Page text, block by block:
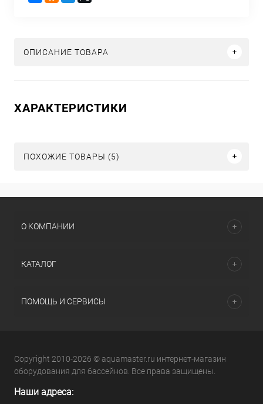
ОПИСАНИЕ ТОВАРА
ХАРАКТЕРИСТИКИ
ПОХОЖИЕ ТОВАРЫ (5)
О КОМПАНИИ
КАТАЛОГ
ПОМОЩЬ И СЕРВИСЫ
Copyright 2010-2026 © aquamaster.ru интернет-магазин
оборудования для бассейнов. Все права защищены.
Наши адреса: